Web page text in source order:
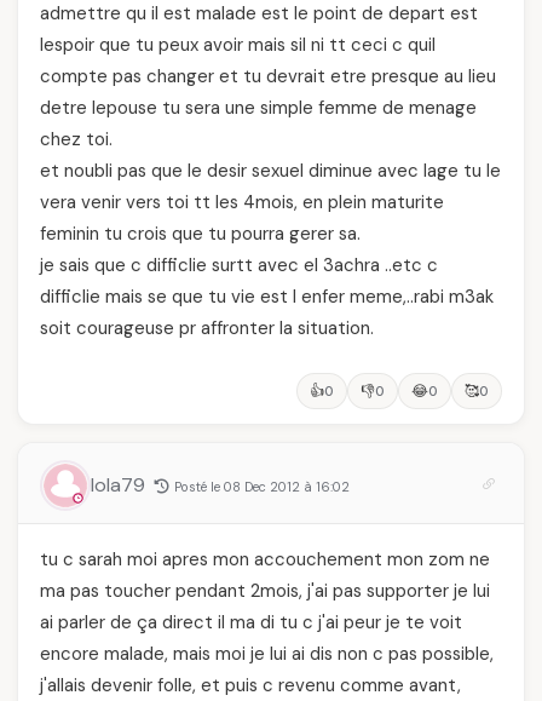
admettre qu il est malade est le point de depart est
lespoir que tu peux avoir mais sil ni tt ceci c quil
compte pas changer et tu devrait etre presque au lieu
detre lepouse tu sera une simple femme de menage
chez toi.
et noubli pas que le desir sexuel diminue avec lage tu le
vera venir vers toi tt les 4mois, en plein maturite
feminin tu crois que tu pourra gerer sa.
je sais que c difficlie surtt avec el 3achra ..etc c
difficlie mais se que tu vie est l enfer meme,..rabi m3ak
soit courageuse pr affronter la situation.
👍0 👎0 😂0 🥰0
lola79 Posté le 08 Dec 2012 à 16:02
tu c sarah moi apres mon accouchement mon zom ne
ma pas toucher pendant 2mois, j'ai pas supporter je lui
ai parler de ça direct il ma di tu c j'ai peur je te voit
encore malade, mais moi je lui ai dis non c pas possible,
j'allais devenir folle, et puis c revenu comme avant,